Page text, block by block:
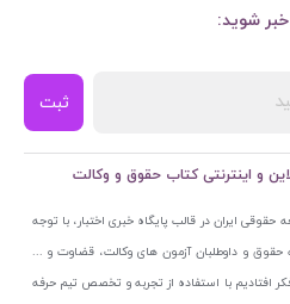
شوید:
ثبت
و اینترنتی کتاب حقوق و وکالت
ایران در قالب پایگاه خبری اختبار، با توجه
و داوطلبان آزمون های وکالت، قضاوت و ...
افتادیم با استفاده از تجربه و تخصص تیم حرفه